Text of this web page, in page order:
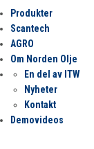
Produkter
Scantech
AGRO
Om Norden Olje
En del av ITW
Nyheter
Kontakt
Demovideos